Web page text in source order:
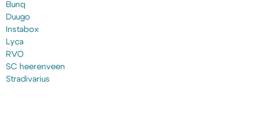
Bunq
Duugo
Instabox
Lyca
RVO
SC heerenveen
Stradivarius